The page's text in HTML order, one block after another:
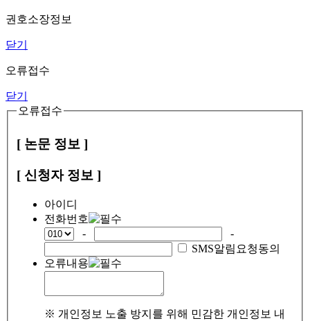
권호소장정보
닫기
오류접수
닫기
오류접수
[ 논문 정보 ]
[ 신청자 정보 ]
아이디
전화번호
-
-
SMS알림요청동의
오류내용
※ 개인정보 노출 방지를 위해 민감한 개인정보 내